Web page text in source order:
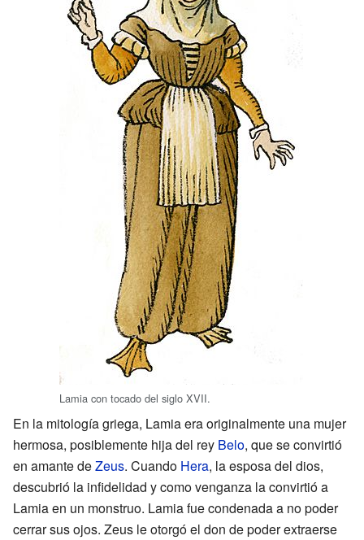
Lamia con tocado del siglo XVII.
En la mitología griega, Lamia era originalmente una mujer
hermosa, posiblemente hija del rey Belo, que se convirtió
en amante deZeus. Cuando Hera, la esposa del dios,
descubrió la infidelidad y como venganza la convirtió a
Lamia en un monstruo. Lamia fue condenada a no poder
cerrar sus ojos. Zeus le otorgó el don de poder extraerse